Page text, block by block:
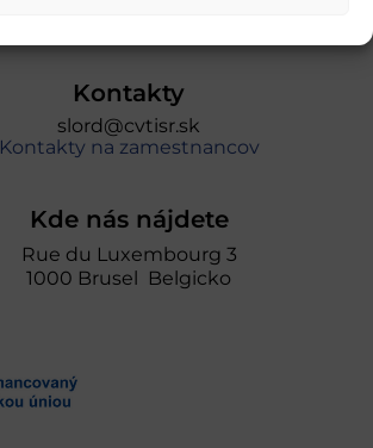
Kontakty
slord@cvtisr.sk
Kontakty na zamestnancov
Kde nás nájdete
Rue du Luxembourg 3
1000 Brusel Belgicko